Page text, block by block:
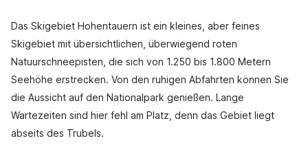
Das Skigebiet Hohentauern ist ein kleines, aber feines
Skigebiet mit übersichtlichen, überwiegend roten
Natuurschneepisten, die sich von 1.250 bis 1.800 Metern
Seehöhe erstrecken. Von den ruhigen Abfahrten können Sie
die Aussicht auf den Nationalpark genießen. Lange
Wartezeiten sind hier fehl am Platz, denn das Gebiet liegt
abseits des Trubels.